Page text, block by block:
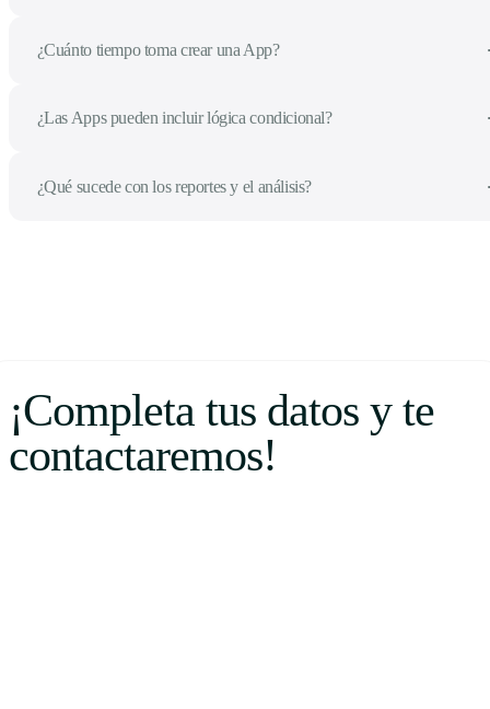
¿Cuánto tiempo toma crear una App?
¿Las Apps pueden incluir lógica condicional?
¿Qué sucede con los reportes y el análisis?
¡Completa tus datos y te
contactaremos!